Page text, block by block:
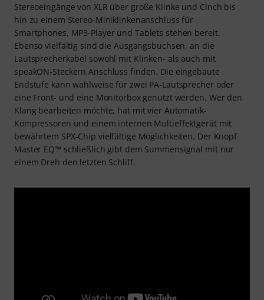
Stereoeingänge von XLR über große Klinke und Cinch bis
hin zu einem Stereo-Miniklinkenanschluss für
Smartphones, MP3-Player und Tablets stehen bereit.
Ebenso vielfältig sind die Ausgangsbuchsen, an die
Lautsprecherkabel sowohl mit Klinken- als auch mit
speakON-Steckern Anschluss finden. Die eingebaute
Endstufe kann wahlweise für zwei PA-Lautsprecher oder
eine Front- und eine Monitorbox genutzt werden. Wer den
Klang bearbeiten möchte, hat mit vier Automatik-
Kompressoren und einem internen Multieffektgerät mit
bewährtem SPX-Chip vielfältige Möglichkeiten. Der Knopf
Master EQ™ schließlich gibt dem Summensignal mit nur
einem Dreh den letzten Schliff.